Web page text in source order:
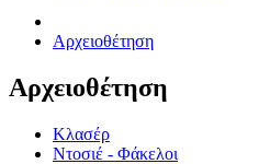
Αρχειοθέτηση
Αρχειοθέτηση
Κλασέρ
Ντοσιέ - Φάκελοι